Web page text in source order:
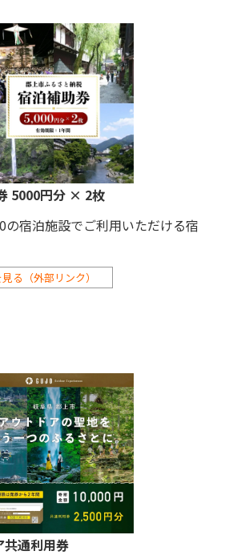
5000円分 × 2枚
の宿泊施設でご利用いただける宿
る（外部リンク）
共通利用券